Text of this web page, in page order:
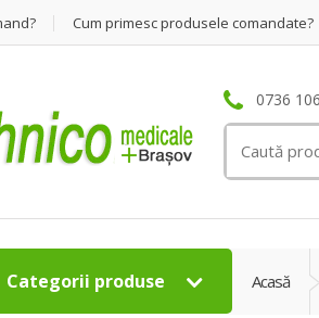
Cum primesc produsele comandate?
0736
for:
Categorii produse Acasă